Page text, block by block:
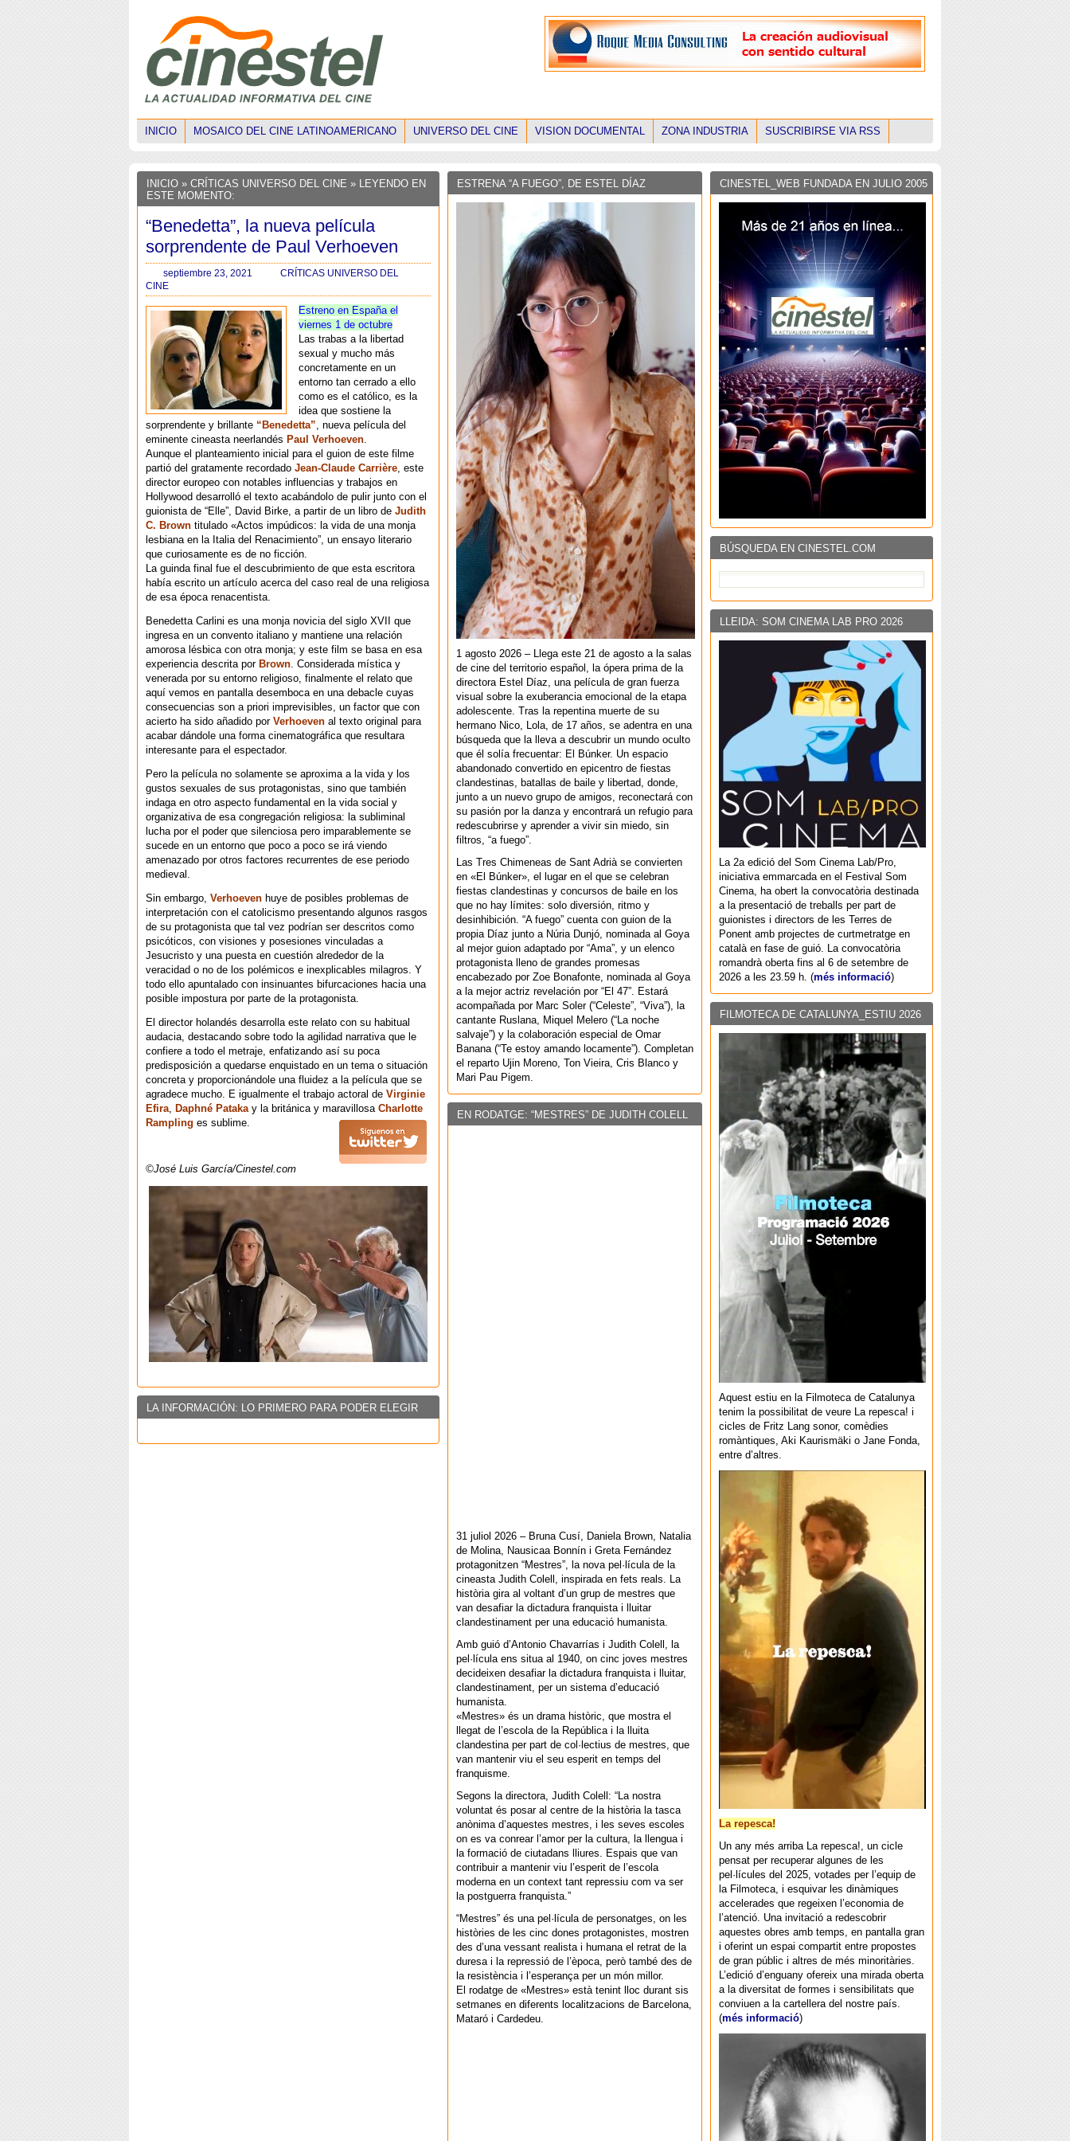
INICIO MOSAICO DEL CINE LATINOAMERICANO UNIVERSO DEL CINE VISION DOCUMENTAL ZONA INDUSTRIA SUSCRIBIRSE VIA RSS
INICIO » CRÍTICAS UNIVERSO DEL CINE » LEYENDO EN
ESTE MOMENTO:
“Benedetta”, la nueva película
sorprendente de Paul Verhoeven
septiembre 23, 2021
CRÍTICAS UNIVERSO DEL
CINE
Estreno en España el
viernes 1 de octubre
Las trabas a la libertad
sexual y mucho más
concretamente en un
entorno tan cerrado a ello
como es el católico, es la
idea que sostiene la
sorprendente y brillante “Benedetta”, nueva película del
eminente cineasta neerlandés Paul Verhoeven.
Aunque el planteamiento inicial para el guion de este filme
partió del gratamente recordado Jean-Claude Carrière, este
director europeo con notables influencias y trabajos en
Hollywood desarrolló el texto acabándolo de pulir junto con el
guionista de “Elle”, David Birke, a partir de un libro de Judith
C. Brown titulado «Actos impúdicos: la vida de una monja
lesbiana en la Italia del Renacimiento”, un ensayo literario
que curiosamente es de no ficción.
La guinda final fue el descubrimiento de que esta escritora
había escrito un artículo acerca del caso real de una religiosa
de esa época renacentista.
Benedetta Carlini es una monja novicia del siglo XVII que
ingresa en un convento italiano y mantiene una relación
amorosa lésbica con otra monja; y este film se basa en esa
experiencia descrita por Brown. Considerada mística y
venerada por su entorno religioso, finalmente el relato que
aquí vemos en pantalla desemboca en una debacle cuyas
consecuencias son a priori imprevisibles, un factor que con
acierto ha sido añadido por Verhoeven al texto original para
acabar dándole una forma cinematográfica que resultara
interesante para el espectador.
Pero la película no solamente se aproxima a la vida y los
gustos sexuales de sus protagonistas, sino que también
indaga en otro aspecto fundamental en la vida social y
organizativa de esa congregación religiosa: la subliminal
lucha por el poder que silenciosa pero imparablemente se
sucede en un entorno que poco a poco se irá viendo
amenazado por otros factores recurrentes de ese periodo
medieval.
Sin embargo, Verhoeven huye de posibles problemas de
interpretación con el catolicismo presentando algunos rasgos
de su protagonista que tal vez podrían ser descritos como
psicóticos, con visiones y posesiones vinculadas a
Jesucristo y una puesta en cuestión alrededor de la
veracidad o no de los polémicos e inexplicables milagros. Y
todo ello apuntalado con insinuantes bifurcaciones hacia una
posible impostura por parte de la protagonista.
El director holandés desarrolla este relato con su habitual
audacia, destacando sobre todo la agilidad narrativa que le
confiere a todo el metraje, enfatizando así su poca
predisposición a quedarse enquistado en un tema o situación
concreta y proporcionándole una fluidez a la película que se
agradece mucho. E igualmente el trabajo actoral de Virginie
Efira, Daphné Patakay la británica y maravillosa Charlotte
Rampling es sublime.
©José Luis García/Cinestel.com
LA INFORMACIÓN: LO PRIMERO PARA PODER ELEGIR
CINESTEL_WEB FUNDADA EN JULIO 2005
BÚSQUEDA EN CINESTEL.COM
LLEIDA: SOM CINEMA LAB PRO 2026
La 2a edició del Som Cinema Lab/Pro,
iniciativa emmarcada en el Festival Som
Cinema, ha obert la convocatòria destinada
a la presentació de treballs per part de
guionistes i directors de les Terres de
Ponent amb projectes de curtmetratge en
català en fase de guió. La convocatòria
romandrà oberta fins al 6 de setembre de
2026 a les 23.59 h. (més informació)
FILMOTECA DE CATALUNYA_ESTIU 2026
Aquest estiu en la Filmoteca de Catalunya
tenim la possibilitat de veure La repesca! i
cicles de Fritz Lang sonor, comèdies
romàntiques, Aki Kaurismäki o Jane Fonda,
entre d’altres.
La repesca!
Un any més arriba La repesca!, un cicle
pensat per recuperar algunes de les
pel·lícules del 2025, votades per l’equip de
la Filmoteca, i esquivar les dinàmiques
accelerades que regeixen l’economia de
l’atenció. Una invitació a redescobrir
aquestes obres amb temps, en pantalla gran
i oferint un espai compartit entre propostes
de gran públic i altres de més minoritàries.
L’edició d’enguany ofereix una mirada oberta
a la diversitat de formes i sensibilitats que
conviuen a la cartellera del nostre país.
(més informació)
ESTRENA “A FUEGO”, DE ESTEL DÍAZ
1 agosto 2026 – Llega este 21 de agosto a la salas
de cine del territorio español, la ópera prima de la
directora Estel Díaz, una película de gran fuerza
visual sobre la exuberancia emocional de la etapa
adolescente. Tras la repentina muerte de su
hermano Nico, Lola, de 17 años, se adentra en una
búsqueda que la lleva a descubrir un mundo oculto
que él solía frecuentar: El Búnker. Un espacio
abandonado convertido en epicentro de fiestas
clandestinas, batallas de baile y libertad, donde,
junto a un nuevo grupo de amigos, reconectará con
su pasión por la danza y encontrará un refugio para
redescubrirse y aprender a vivir sin miedo, sin
filtros, “a fuego”.
Las Tres Chimeneas de Sant Adrià se convierten
en «El Búnker», el lugar en el que se celebran
fiestas clandestinas y concursos de baile en los
que no hay límites: solo diversión, ritmo y
desinhibición. “A fuego” cuenta con guion de la
propia Díaz junto a Núria Dunjó, nominada al Goya
al mejor guion adaptado por “Ama”, y un elenco
protagonista lleno de grandes promesas
encabezado por Zoe Bonafonte, nominada al Goya
a la mejor actriz revelación por “El 47”. Estará
acompañada por Marc Soler (“Celeste”, “Viva”), la
cantante Ruslana, Miquel Melero (“La noche
salvaje”) y la colaboración especial de Omar
Banana (“Te estoy amando locamente”). Completan
el reparto Ujin Moreno, Ton Vieira, Cris Blanco y
Mari Pau Pigem.
EN RODATGE: “MESTRES” DE JUDITH COLELL
31 juliol 2026 – Bruna Cusí, Daniela Brown, Natalia
de Molina, Nausicaa Bonnín i Greta Fernández
protagonitzen “Mestres”, la nova pel·lícula de la
cineasta Judith Colell, inspirada en fets reals. La
història gira al voltant d’un grup de mestres que
van desafiar la dictadura franquista i lluitar
clandestinament per una educació humanista.
Amb guió d’Antonio Chavarrías i Judith Colell, la
pel·lícula ens situa al 1940, on cinc joves mestres
decideixen desafiar la dictadura franquista i lluitar,
clandestinament, per un sistema d’educació
humanista.
«Mestres» és un drama històric, que mostra el
llegat de l’escola de la República i la lluita
clandestina per part de col·lectius de mestres, que
van mantenir viu el seu esperit en temps del
franquisme.
Segons la directora, Judith Colell: “La nostra
voluntat és posar al centre de la història la tasca
anònima d’aquestes mestres, i les seves escoles
on es va conrear l’amor per la cultura, la llengua i
la formació de ciutadans lliures. Espais que van
contribuir a mantenir viu l’esperit de l’escola
moderna en un context tant repressiu com va ser
la postguerra franquista.”
“Mestres” és una pel·lícula de personatges, on les
històries de les cinc dones protagonistes, mostren
des d’una vessant realista i humana el retrat de la
duresa i la repressió de l’època, però també des de
la resistència i l’esperança per un món millor.
El rodatge de «Mestres» està tenint lloc durant sis
setmanes en diferents localitzacions de Barcelona,
Mataró i Cardedeu.